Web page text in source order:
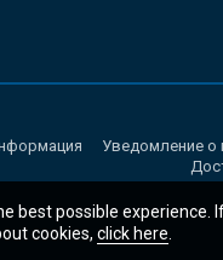
Уведомление о
best possible
cookies, click here